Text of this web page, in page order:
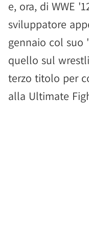
e, ora, di WWE
sviluppatore
gennaio col suo
quello sul
terzo titolo per
alla Ultimate